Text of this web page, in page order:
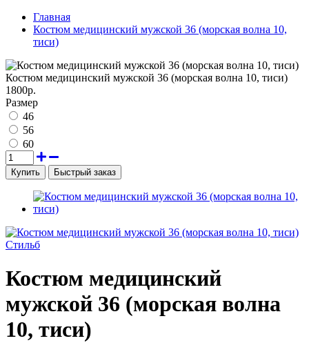
Главная
Костюм медицинский мужской 36 (морская волна 10,
тиси)
Костюм медицинский мужской 36 (морская волна 10, тиси)
1800р.
Размер
46
56
60
Быстрый заказ
Стильб
Костюм медицинский
мужской 36 (морская волна
10, тиси)